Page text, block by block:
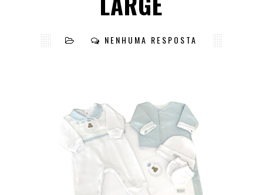
NENHUMA RESPOSTA